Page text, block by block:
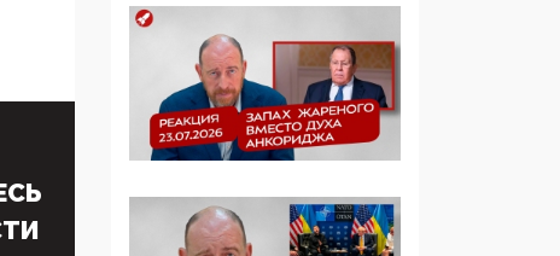
граждан: Минцифры
намерено отобрать у
регионов и
муниципалитетов право
защищать жилые дома
и социальные объекты
05:58, 26 Мая 2026